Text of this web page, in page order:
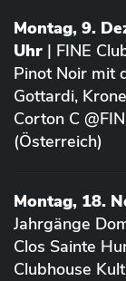
Montag, 9.
Uhr | FINE
Pinot Noir mit
Gottardi,
Corton C
(Österreich)
Montag, 18.
Jahrgänge
Clos Sainte
Clubhouse